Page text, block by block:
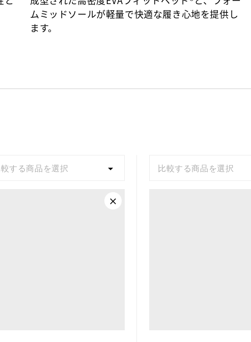
ムミッドソールが軽量で快適な履き心地を提供し
ます。
較する商品を選択 比較する商品を選択